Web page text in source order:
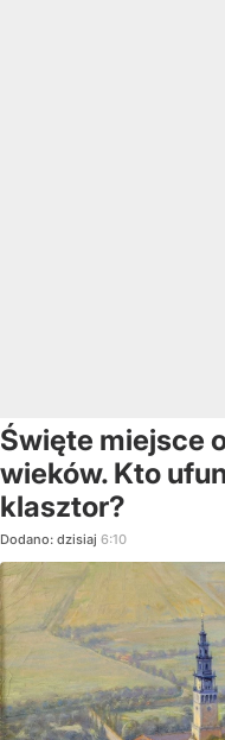
Święte miejsce
wieków. Kto
klasztor?
Dodano: dzisiaj 6:10